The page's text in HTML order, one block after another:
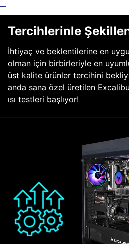
Tercihlerinle
İhtiyaç ve beklentilerine en
olman için birbirleriyle en
üst kalite ürünler tercihini
anda sana özel üretilen
ısı testleri başlıyor!